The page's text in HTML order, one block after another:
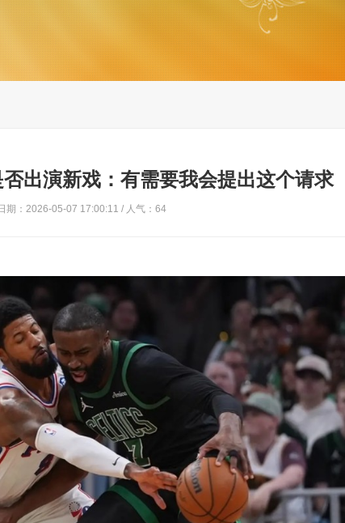
出演新戏：有需要我会提出这个请求
日期：2026-05-07 17:00:11 / 人气：64